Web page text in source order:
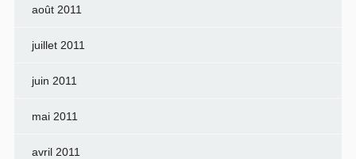
août 2011
juillet 2011
juin 2011
mai 2011
avril 2011